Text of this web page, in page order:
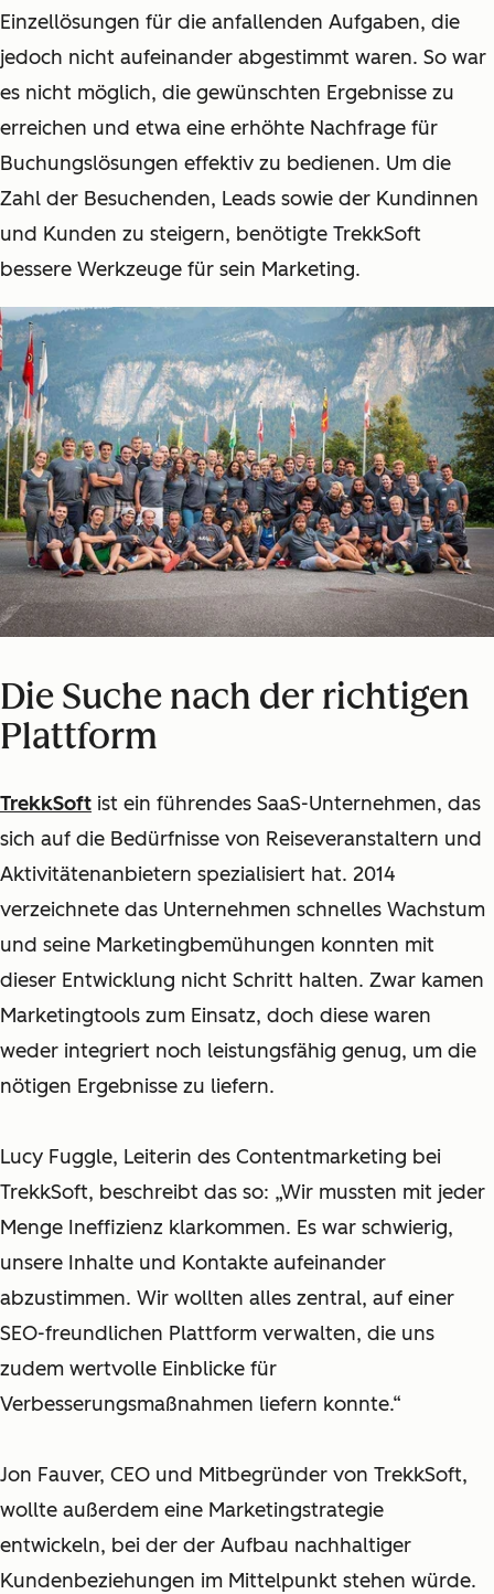
Einzellösungen für die anfallenden Aufgaben, die
jedoch nicht aufeinander abgestimmt waren. So war
es nicht möglich, die gewünschten Ergebnisse zu
erreichen und etwa eine erhöhte Nachfrage für
Buchungslösungen effektiv zu bedienen. Um die
Zahl der Besuchenden, Leads sowie der Kundinnen
und Kunden zu steigern, benötigte TrekkSoft
bessere Werkzeuge für sein Marketing.
Die Suche nach der richtigen
Plattform
TrekkSoft ist ein führendes SaaS-Unternehmen, das
sich auf die Bedürfnisse von Reiseveranstaltern und
Aktivitätenanbietern spezialisiert hat. 2014
verzeichnete das Unternehmen schnelles Wachstum
und seine Marketingbemühungen konnten mit
dieser Entwicklung nicht Schritt halten. Zwar kamen
Marketingtools zum Einsatz, doch diese waren
weder integriert noch leistungsfähig genug, um die
nötigen Ergebnisse zu liefern.
Lucy Fuggle, Leiterin des Contentmarketing bei
TrekkSoft, beschreibt das so: „Wir mussten mit jeder
Menge Ineffizienz klarkommen. Es war schwierig,
unsere Inhalte und Kontakte aufeinander
abzustimmen. Wir wollten alles zentral, auf einer
SEO-freundlichen Plattform verwalten, die uns
zudem wertvolle Einblicke für
Verbesserungsmaßnahmen liefern konnte.“
Jon Fauver, CEO und Mitbegründer von TrekkSoft,
wollte außerdem eine Marketingstrategie
entwickeln, bei der der Aufbau nachhaltiger
Kundenbeziehungen im Mittelpunkt stehen würde.